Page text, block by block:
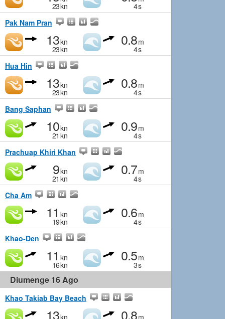
23kn 4s
Pak Nam Pran
13kn
23kn
0.8m
4s
Hua Hin
13kn
23kn
0.8m
4s
Bang Saphan
10kn
21 kn
0.9m
4s
Prachuap Khiri Khan
9kn
21 kn
0.7m
4s
Cha Am
11 kn
19kn
0.6m
4s
Khao-Den
11 kn
16kn
0.5m
3s
Diumenge 16 Ago
Khao Takiab Bay Beach
13kn 0.8m